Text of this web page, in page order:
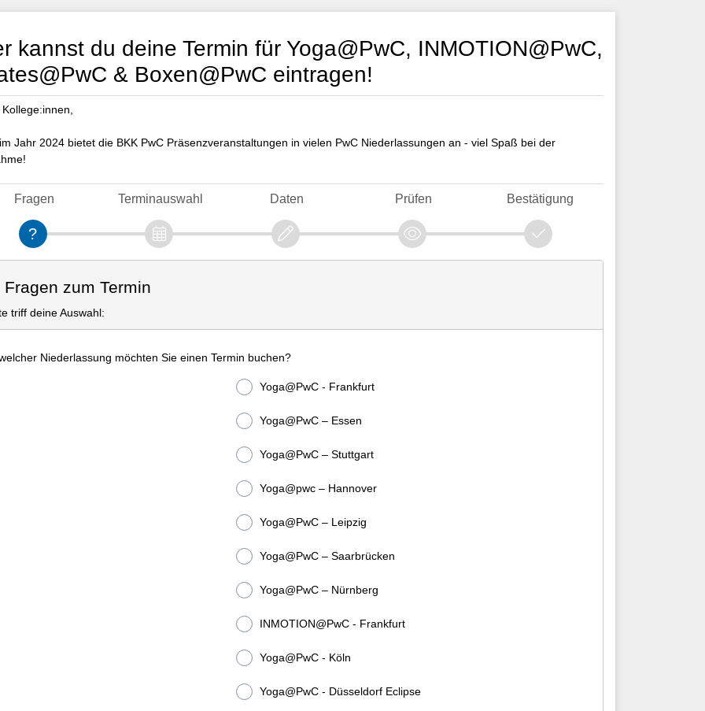
kannst du deine Termin für Yoga@PwC, INMOTION@PwC,
& Boxen@PwC eintragen!
Jahr 2024 bietet die BKK PwC Präsenzveranstaltungen in vielen PwC Niederlassungen an - viel Spaß bei der
Fragen Terminauswahl Daten Prüfen Bestätigung
Fragen zum Termin
triff deine Auswahl:
Niederlassung möchten Sie einen Termin buchen?
Yoga@PwC - Frankfurt
Yoga@PwC – Essen
Yoga@PwC – Stuttgart
Yoga@pwc – Hannover
Yoga@PwC – Leipzig
Yoga@PwC – Saarbrücken
Yoga@PwC – Nürnberg
INMOTION@PwC - Frankfurt
Yoga@PwC - Köln
Yoga@PwC - Düsseldorf Eclipse